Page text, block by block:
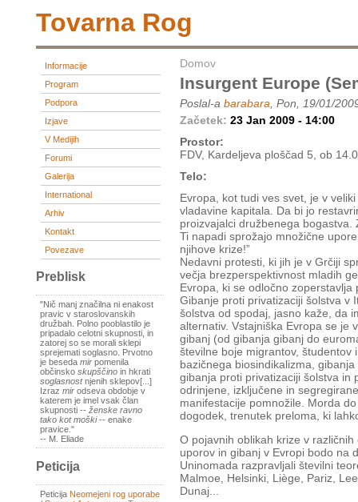
Tovarna Rog
Informacije
Program
Podpora
Izjave
V Medijih
Forumi
Galerija
International
Arhiv
Kontakt
Povezave
Preblisk
"Nič manj značilna ni enakost
pravic v staroslovanskih
družbah. Polno pooblastilo je
pripadalo celotni skupnosti, in
zatorej so se morali sklepi
sprejemati soglasno. Prvotno
je beseda mir pomenila
občinsko skupščino in hkrati
soglasnostnjenih sklepov[...]
Izraz mir odseva obdobje v
katerem je imel vsak član
skupnosti -- ženske ravno
tako kot moški-- enake
pravice."
-- M. Eliade
Peticija
Peticija Neomejeni rog uporabe
Domov
Insurgent Europe
Poslal-a barabara , Pon, 19/01/
Začetek: 23 Jan 2009 - 14:00
Prostor:
FDV, Kardeljeva ploščad 5, ob
Telo:
Evropa, kot tudi ves svet, je v
vladavine kapitala. Da bi jo
proizvajalci družbenega
Ti napadi sprožajo množične
njihove krize!”
Nedavni protesti, ki jih je v Grčiji
večja brezperspektivnost mladih
Evropa, ki se odločno
Gibanje proti privatizaciji šolstva v
šolstva od spodaj, jasno kaže, da
alternativ. Vstajniška Evropa se je
gibanj (od gibanja gibanj do
številne boje migrantov,
bazičnega biosindikalizma,
gibanja proti privatizaciji šolstva in
odrinjene, izključene in
manifestacije pomnožile. Morda
dogodek, trenutek preloma, ki
O pojavnih oblikah krize v
uporov in gibanj v Evropi bodo na
Uninomada razpravljali številni
Malmoe, Helsinki, Liège, Pariz,
Dunaj...